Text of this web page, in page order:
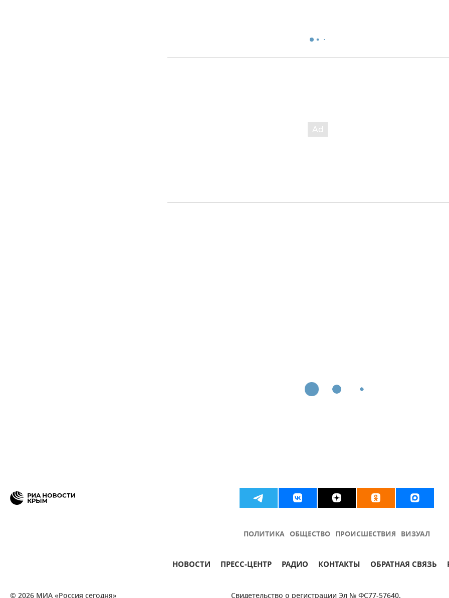
ПОЛИТИКА ОБЩЕСТВО ПРОИСШЕСТВИЯ ВИЗУАЛ
НОВОСТИ ПРЕСС-ЦЕНТР РАДИО КОНТАКТЫ ОБРАТНАЯ СВЯЗЬ